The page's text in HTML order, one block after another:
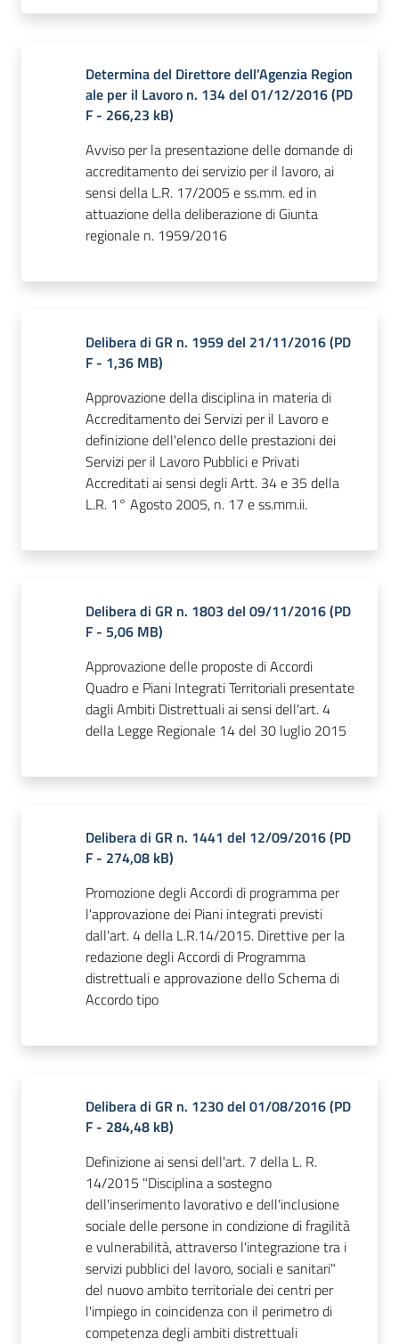
Determina del Direttore dell’Agenzia Region
ale per il Lavoro n. 134 del 01/12/2016(PD
F - 266,23 kB)
Avviso per la presentazione delle domande di
accreditamento dei servizio per il lavoro, ai
sensi della L.R. 17/2005 e ss.mm. ed in
attuazione della deliberazione di Giunta
regionale n. 1959/2016
Delibera di GR n. 1959 del 21/11/2016(PD
F - 1,36 MB)
Approvazione della disciplina in materia di
Accreditamento dei Servizi per il Lavoro e
definizione dell'elenco delle prestazioni dei
Servizi per il Lavoro Pubblici e Privati
Accreditati ai sensi degli Artt. 34 e 35 della
L.R. 1° Agosto 2005, n. 17 e ss.mm.ii.
Delibera di GR n. 1803 del 09/11/2016(PD
F - 5,06 MB)
Approvazione delle proposte di Accordi
Quadro e Piani Integrati Territoriali presentate
dagli Ambiti Distrettuali ai sensi dell'art. 4
della Legge Regionale 14 del 30 luglio 2015
Delibera di GR n. 1441 del 12/09/2016(PD
F - 274,08 kB)
Promozione degli Accordi di programma per
l'approvazione dei Piani integrati previsti
dall'art. 4 della L.R.14/2015. Direttive per la
redazione degli Accordi di Programma
distrettuali e approvazione dello Schema di
Accordo tipo
Delibera di GR n. 1230 del 01/08/2016(PD
F - 284,48 kB)
Definizione ai sensi dell'art. 7 della L. R.
14/2015 "Disciplina a sostegno
dell'inserimento lavorativo e dell'inclusione
sociale delle persone in condizione di fragilità
e vulnerabilità, attraverso l'integrazione tra i
servizi pubblici del lavoro, sociali e sanitari"
del nuovo ambito territoriale dei centri per
l'impiego in coincidenza con il perimetro di
competenza degli ambiti distrettuali